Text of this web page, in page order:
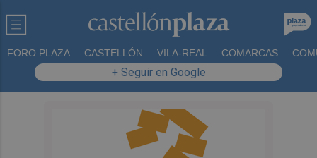
FORO PLAZA CASTELLÓN VILA-REAL COMARCAS
+ Seguir en Google